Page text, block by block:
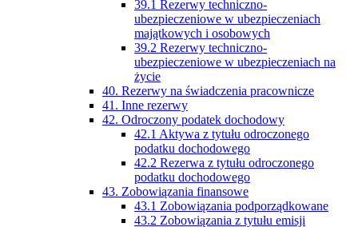
39.1 Rezerwy techniczno-
ubezpieczeniowe w ubezpieczeniach
majątkowych i osobowych
39.2 Rezerwy techniczno-
ubezpieczeniowe w ubezpieczeniach na
życie
40. Rezerwy na świadczenia pracownicze
41. Inne rezerwy
42. Odroczony podatek dochodowy
42.1 Aktywa z tytułu odroczonego
podatku dochodowego
42.2 Rezerwa z tytułu odroczonego
podatku dochodowego
43. Zobowiązania finansowe
43.1 Zobowiązania podporządkowane
43.2 Zobowiązania z tytułu emisji